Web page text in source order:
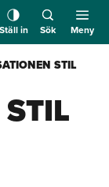
Ställ in Sök Meny
STIL